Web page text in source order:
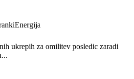
Energija
ukrepih za omilitev posledic zaradi